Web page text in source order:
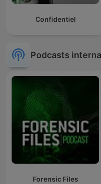
Confidentiel
Podcasts
Forensic Files